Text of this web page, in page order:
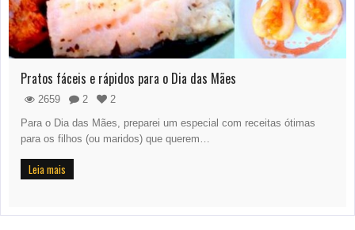
Pratos fáceis e rápidos para o Dia das Mães
2659 2
2
Para o Dia das Mães, preparei um especial com receitas ótimas
para os filhos (ou maridos) que querem…
Leia mais